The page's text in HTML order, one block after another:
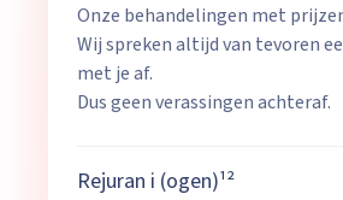
Onze behandelingen met
Wij spreken altijd van tevoren
met je af.
Dus geen verassingen achteraf.
Rejuran i (ogen)¹²